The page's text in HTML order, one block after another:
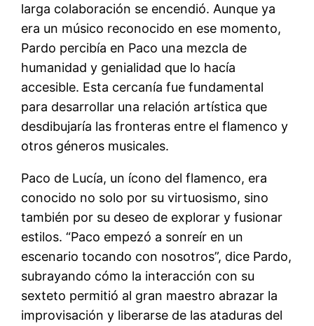
larga colaboración se encendió. Aunque ya
era un músico reconocido en ese momento,
Pardo percibía en Paco una mezcla de
humanidad y genialidad que lo hacía
accesible. Esta cercanía fue fundamental
para desarrollar una relación artística que
desdibujaría las fronteras entre el flamenco y
otros géneros musicales.
Paco de Lucía, un ícono del flamenco, era
conocido no solo por su virtuosismo, sino
también por su deseo de explorar y fusionar
estilos. “Paco empezó a sonreír en un
escenario tocando con nosotros”, dice Pardo,
subrayando cómo la interacción con su
sexteto permitió al gran maestro abrazar la
improvisación y liberarse de las ataduras del